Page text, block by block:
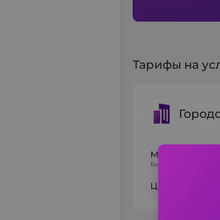
Тарифы на
Минимальный
Включено 6 мин и 3
Цена за 1 км: